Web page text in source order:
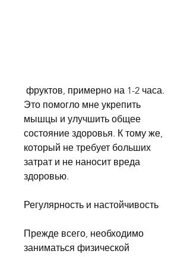
Это помогло мне укрепить
мышцы и улучшить общее
состояние здоровья. К тому же,
который не требует больших
затрат и не наносит вреда
здоровью.
Регулярность и настойчивость
Прежде всего, необходимо
заниматься физической